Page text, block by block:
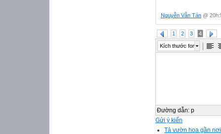
Nguyễn Vẵn Tán @
1 2 3 4
Kích thước font
Đường dẫn: p
Gửi ý kiến
Tả vườn hoa gần